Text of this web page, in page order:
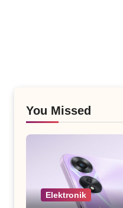
You Missed
Elektronik